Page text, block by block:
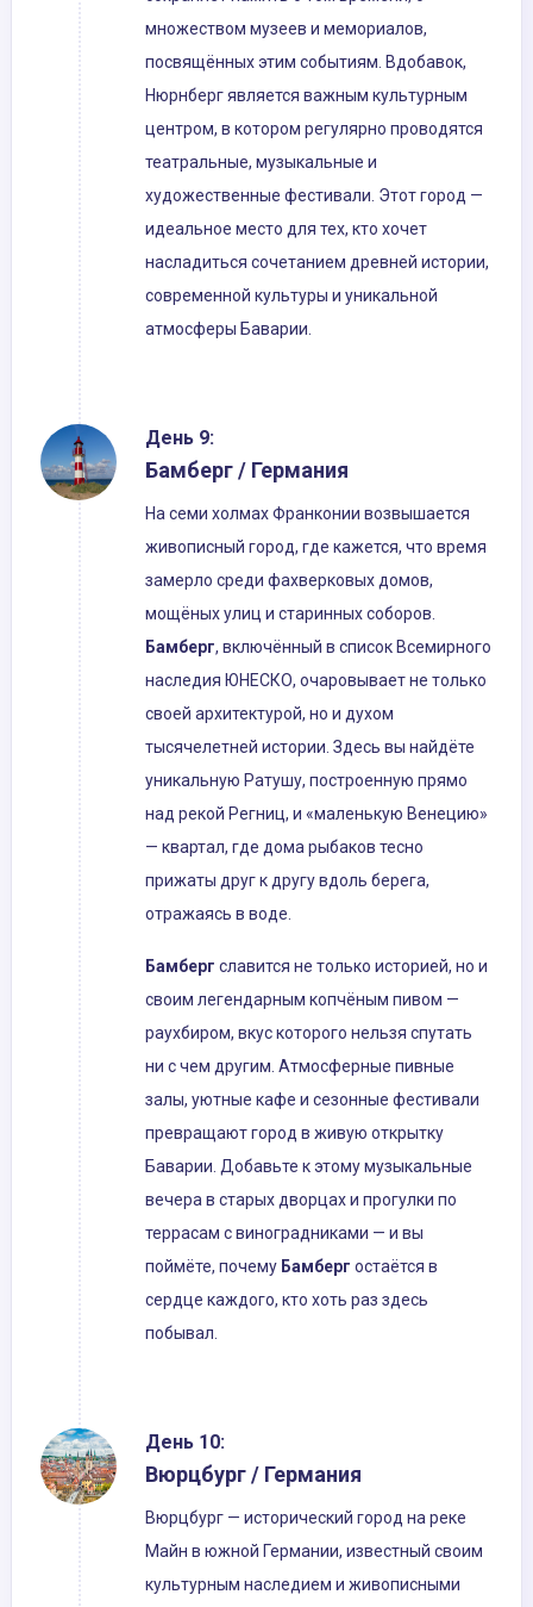
множеством музеев и мемориалов,
посвящённых этим событиям. Вдобавок,
Нюрнберг является важным культурным
центром, в котором регулярно проводятся
театральные, музыкальные и
художественные фестивали. Этот город —
идеальное место для тех, кто хочет
насладиться сочетанием древней истории,
современной культуры и уникальной
атмосферы Баварии.
День 9:
Бамберг / Германия
На семи холмах Франконии возвышается
живописный город, где кажется, что время
замерло среди фахверковых домов,
мощёных улиц и старинных соборов.
Бамберг, включённый в список Всемирного
наследия ЮНЕСКО, очаровывает не только
своей архитектурой, но и духом
тысячелетней истории. Здесь вы найдёте
уникальную Ратушу, построенную прямо
над рекой Регниц, и «маленькую Венецию»
— квартал, где дома рыбаков тесно
прижаты друг к другу вдоль берега,
отражаясь в воде.
Бамберг славится не только историей, но и
своим легендарным копчёным пивом —
раухбиром, вкус которого нельзя спутать
ни с чем другим. Атмосферные пивные
залы, уютные кафе и сезонные фестивали
превращают город в живую открытку
Баварии. Добавьте к этому музыкальные
вечера в старых дворцах и прогулки по
террасам с виноградниками — и вы
поймёте, почему Бамберг остаётся в
сердце каждого, кто хоть раз здесь
побывал.
День 10:
Вюрцбург / Германия
Вюрцбург — исторический город на реке
Майн в южной Германии, известный своим
культурным наследием и живописными